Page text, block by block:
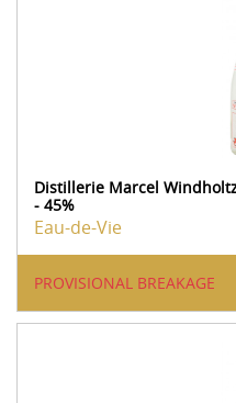
Distillerie Marcel
- 45%
Eau-de-Vie
PROVISIONAL BREAKAGE